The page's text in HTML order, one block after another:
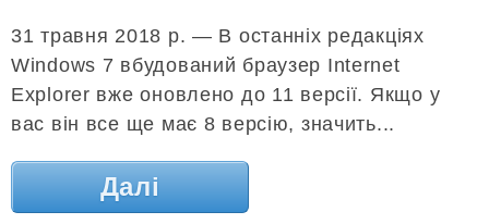
31 травня 2018 р. — В останніх редакціях
Windows 7 вбудований браузер Internet
Explorer вже оновлено до 11 версії. Якщо у
вас він все ще має 8 версію, значить...
Далі